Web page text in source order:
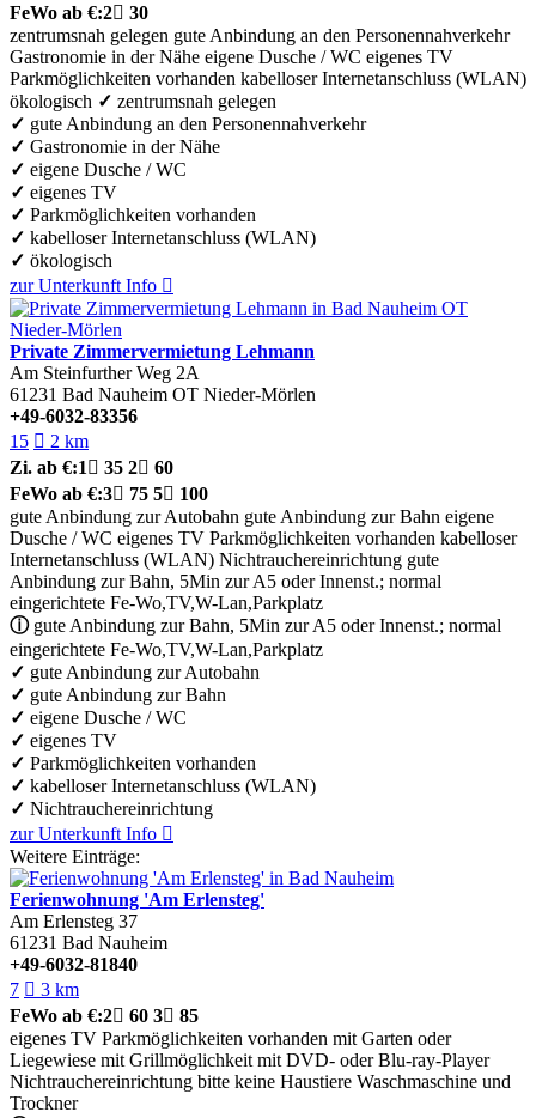
FeWo ab €:2 30
zentrumsnah gelegen gute Anbindung an den Personennahverkehr
Gastronomie in der Nähe eigene Dusche / WC eigenes TV
Parkmöglichkeiten vorhanden kabelloser Internetanschluss (WLAN)
ökologisch ✓ zentrumsnah gelegen
✓ gute Anbindung an den Personennahverkehr
✓ Gastronomie in der Nähe
✓ eigene Dusche / WC
✓ eigenes TV
✓ Parkmöglichkeiten vorhanden
✓ kabelloser Internetanschluss (WLAN)
✓ ökologisch
zur Unterkunft Info 
Private Zimmervermietung Lehmann
Am Steinfurther Weg 2A
61231 Bad Nauheim OT Nieder-Mörlen
+49-6032-83356
15  2 km
Zi. ab €:1  35 2 60
FeWo ab €:3 75 5 100
gute Anbindung zur Autobahn gute Anbindung zur Bahn eigene
Dusche / WC eigenes TV Parkmöglichkeiten vorhanden kabelloser
Internetanschluss (WLAN) Nichtrauchereinrichtung gute
Anbindung zur Bahn, 5Min zur A5 oder Innenst.; normal
eingerichtete Fe-Wo,TV,W-Lan,Parkplatz
ⓘgute Anbindung zur Bahn, 5Min zur A5 oder Innenst.; normal
eingerichtete Fe-Wo,TV,W-Lan,Parkplatz
✓ gute Anbindung zur Autobahn
✓ gute Anbindung zur Bahn
✓ eigene Dusche / WC
✓ eigenes TV
✓ Parkmöglichkeiten vorhanden
✓ kabelloser Internetanschluss (WLAN)
✓ Nichtrauchereinrichtung
zur Unterkunft Info 
Weitere Einträge:
Ferienwohnung 'Am Erlensteg'
Am Erlensteg 37
61231 Bad Nauheim
+49-6032-81840
7  3 km
FeWo ab €:2 60 3 85
eigenes TV Parkmöglichkeiten vorhanden mit Garten oder
Liegewiese mit Grillmöglichkeit mit DVD- oder Blu-ray-Player
Nichtrauchereinrichtung bitte keine Haustiere Waschmaschine und
Trockner